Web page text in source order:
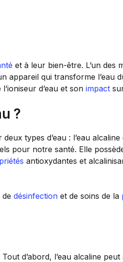
et à leur bien-être. L’un des
un appareil qui transforme
l’ioniseur d’eau et son impact
?
types d’eau : l’eau
pour notre santé. Elle
antioxydantes et
de désinfection et de soins de la
d’abord, l’eau alcaline peut